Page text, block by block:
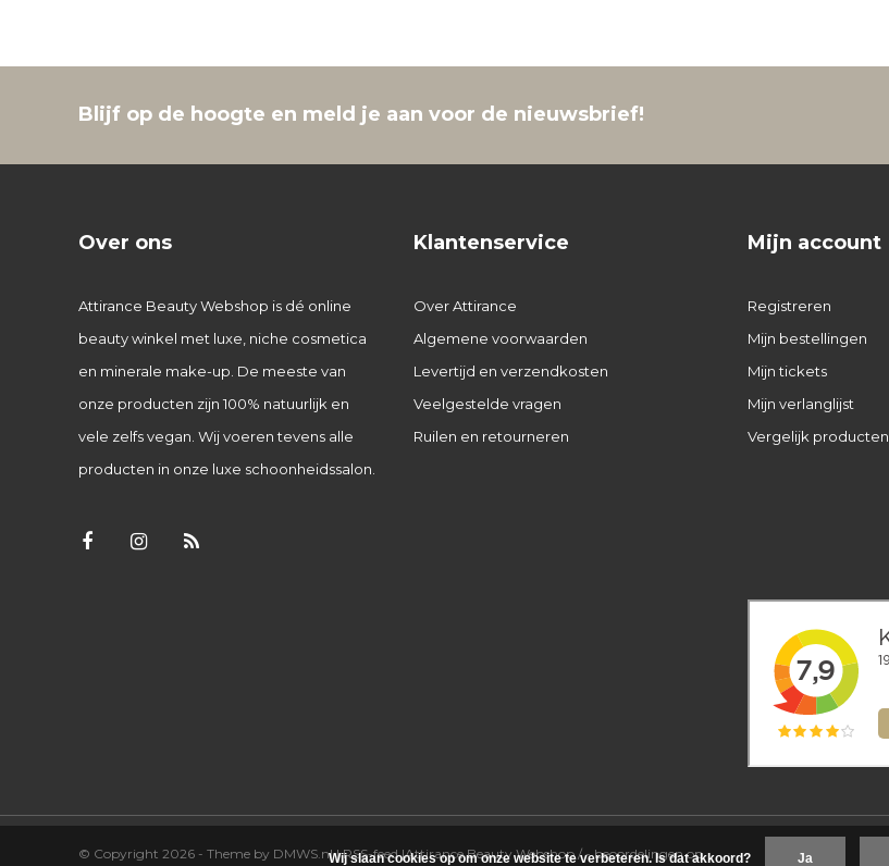
Blijf op de hoogte en meld je aan voor de nieuwsbrief!
Over ons
Attirance Beauty Webshop is dé online
beauty winkel met luxe, niche cosmetica
en minerale make-up. De meeste van
onze producten zijn 100% natuurlijk en
vele zelfs vegan. Wij voeren tevens alle
producten in onze luxe schoonheidssalon.
Klantenservice
Over Attirance
Algemene voorwaarden
Levertijd en verzendkosten
Veelgestelde vragen
Ruilen en retourneren
Mijn account
Registreren
Mijn bestellingen
Mijn tickets
Mijn verlanglijst
Vergelijk producten
© Copyright 2026 - Theme by DMWS.nl|RSS-feed|Attirance Beauty Webshop /-beoordelingen op
Wij slaan cookies op om onze website te verbeteren. Is dat akkoord? Ja